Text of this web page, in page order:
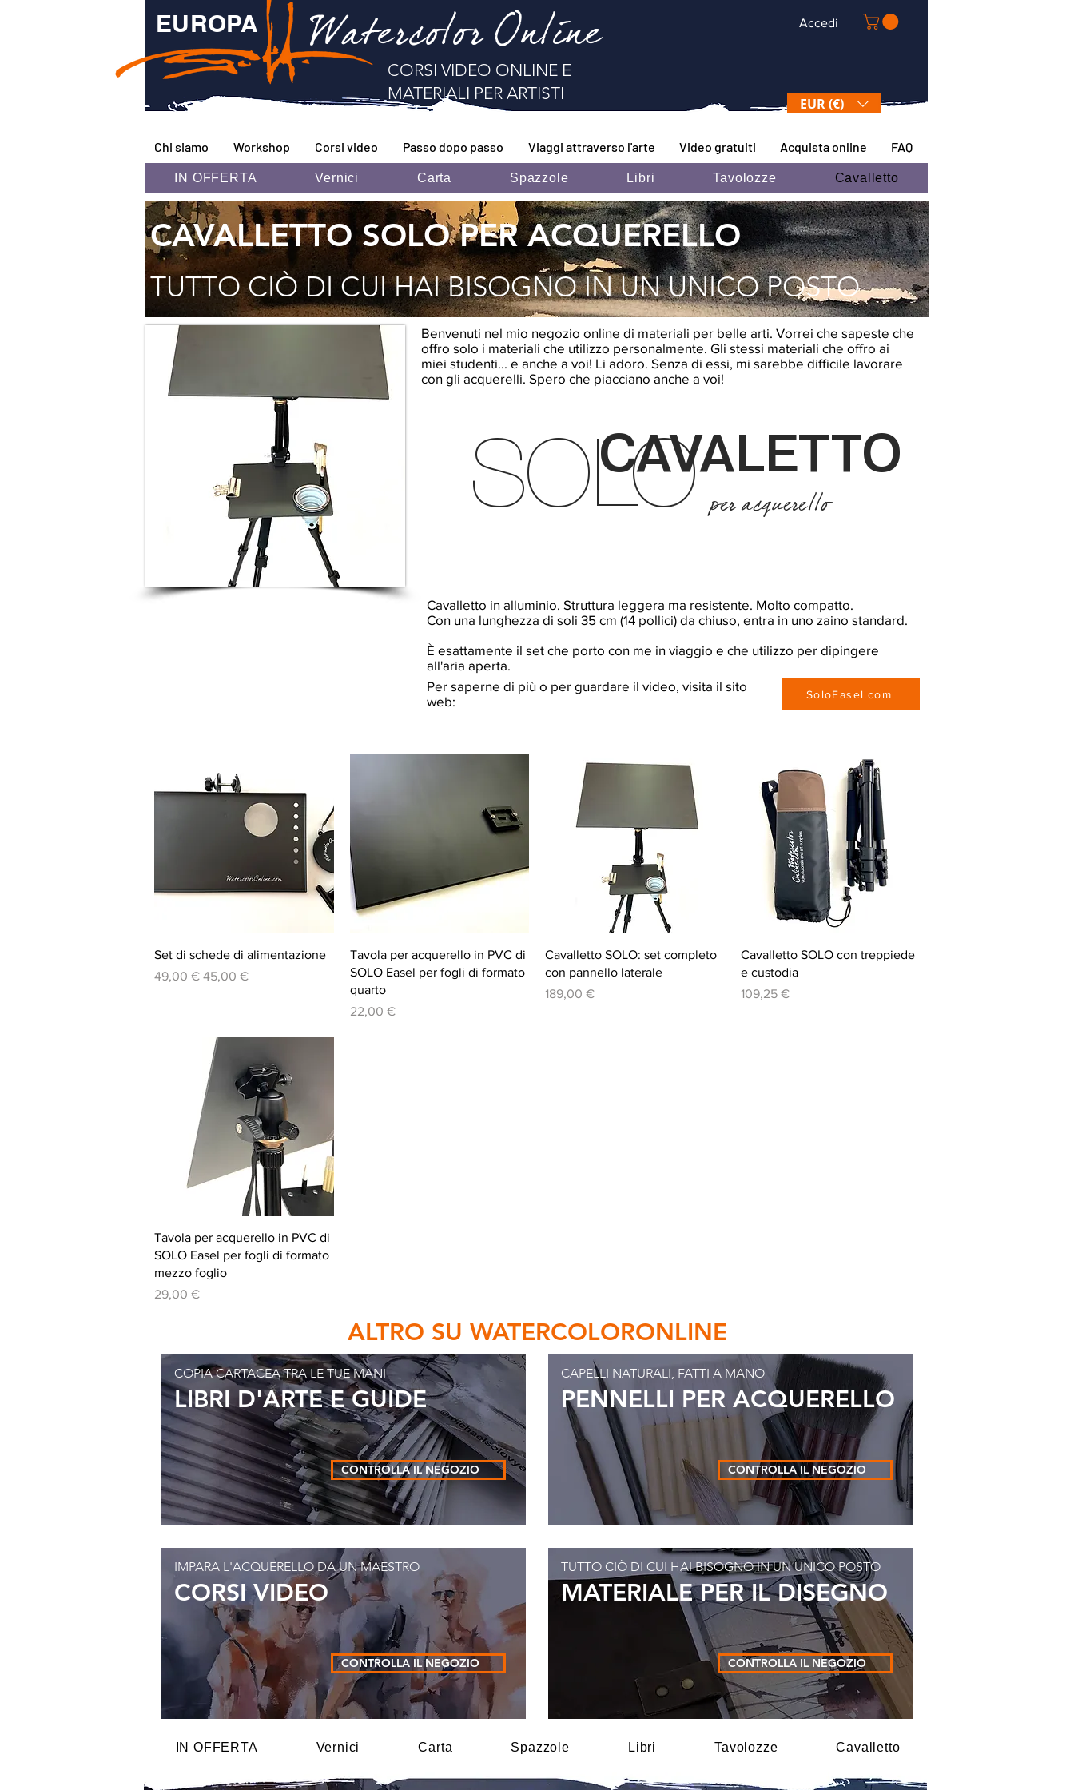
Watercolor Online Accedi
CORSI VIDEO ONLINE E
MATERIALI PER ARTISTI
EUR (€)
EUROPA
Chi siamo Workshop Corsi video Passo dopo passo Viaggi attraverso l'arte Video gratuiti Acquista online FAQ
IN OFFERTA Vernici Carta Spazzole Libri Tavolozze Cavalletto
CAVALLETTO SOLO PER ACQUERELLO
TUTTO CIÒ DI CUI HAI BISOGNO IN UN UNICO POSTO
Benvenuti nel mio negozio online di materiali per belle arti. Vorrei che sapeste che
offro solo i materiali che utilizzo personalmente. Gli stessi materiali che offro ai
miei studenti... e anche a voi! Li adoro. Senza di essi, mi sarebbe difficile lavorare
con gli acquerelli. Spero che piacciano anche a voi!
CAVALETTO
SOLO per acquerello
Cavalletto in alluminio. Struttura leggera ma resistente. Molto compatto.
Con una lunghezza di soli 35 cm (14 pollici) da chiuso, entra in uno zaino standard.
È esattamente il set che porto con me in viaggio e che utilizzo per dipingere
all'aria aperta.
Per saperne di più o per guardare il video, visita il sito
web:
SoloEasel.com
Vista rapida
Set di schede di alimentazione
Prezzo regolare
49,00 € Prezzo scontato
45,00 €
Vista rapida
Tavola per acquerello in PVC di
SOLO Easel per fogli di formato
quarto
Prezzo
22,00 €
Vista rapida
Cavalletto SOLO: set completo
con pannello laterale
Prezzo
189,00 €
Vista rapida
Cavalletto SOLO con treppiede
e custodia
Prezzo
109,25 €
Vista rapida
Tavola per acquerello in PVC di
SOLO Easel per fogli di formato
mezzo foglio
Prezzo
29,00 €
ALTRO SU WATERCOLORONLINE
COPIA CARTACEA TRA LE TUE MANI
LIBRI D'ARTE E GUIDE
CONTROLLA IL NEGOZIO
IMPARA L'ACQUERELLO DA UN MAESTRO
CORSI VIDEO
CONTROLLA IL NEGOZIO
CAPELLI NATURALI, FATTI A MANO
PENNELLI PER ACQUERELLO
CONTROLLA IL NEGOZIO
TUTTO CIÒ DI CUI HAI BISOGNO IN UN UNICO POSTO
MATERIALE PER IL DISEGNO
CONTROLLA IL NEGOZIO
IN OFFERTA Vernici Carta Spazzole Libri Tavolozze Cavalletto